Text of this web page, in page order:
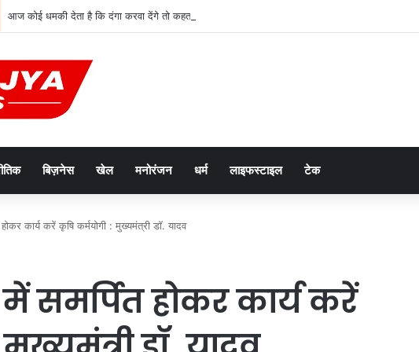
आज कोई धमकी देता है कि दंगा करवा देंगे तो कहता हूं ‘आओ बच्चू, करा कर देख लो समझ मे आ जायेगा : सीएम
बिज़नेस खेल मनोरंजन धर्म लाइफस्टाइल टेक
कार्य करें कृषि कर्मयोगी : मुख्यमंत्री डॉ. यादव
समर्पित होकर कार्य करें